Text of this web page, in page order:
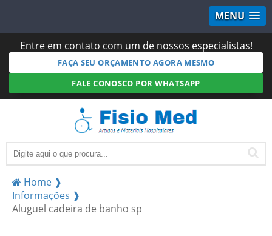
MENU
Entre em contato com um de nossos especialistas!
FAÇA SEU ORÇAMENTO AGORA MESMO
FALE CONOSCO POR WHATSAPP
Home ❱
Informações ❱
Aluguel cadeira de banho sp